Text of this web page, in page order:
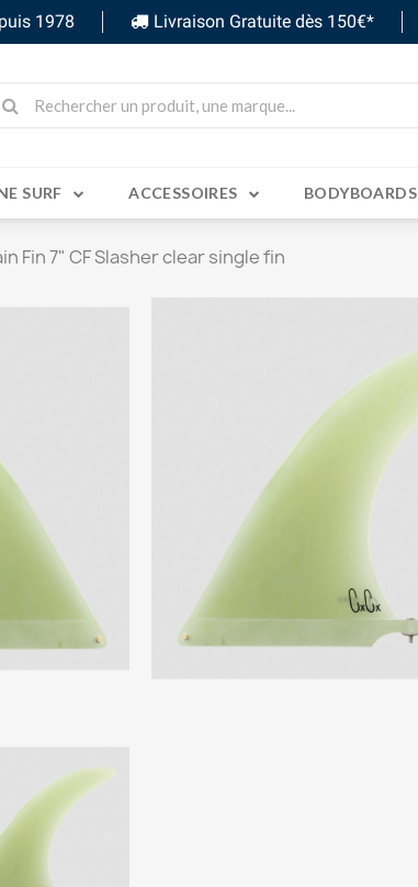
1978 Livraison Gratuite dès 150€*
SURF ACCESSOIRES BODYBOARDS
Fin 7" CF Slasher clear single fin